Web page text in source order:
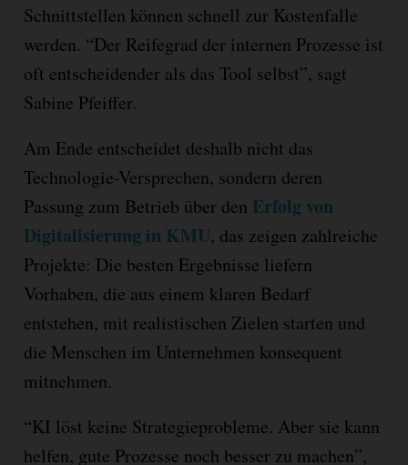
Schnittstellen können schnell zur Kostenfalle
werden. “Der Reifegrad der internen Prozesse ist
oft entscheidender als das Tool selbst”, sagt
Sabine Pfeiffer.
Am Ende entscheidet deshalb nicht das
Technologie-Versprechen, sondern deren
Passung zum Betrieb über den Erfolg von
Digitalisierung in KMU, das zeigen zahlreiche
Projekte: Die besten Ergebnisse liefern
Vorhaben, die aus einem klaren Bedarf
entstehen, mit realistischen Zielen starten und
die Menschen im Unternehmen konsequent
mitnehmen.
“KI löst keine Strategieprobleme. Aber sie kann
helfen, gute Prozesse noch besser zu machen”,